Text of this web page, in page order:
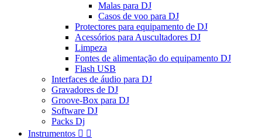
Malas para DJ
Casos de voo para DJ
Protectores para equipamento de DJ
Acessórios para Auscultadores DJ
Limpeza
Fontes de alimentação do equipamento DJ
Flash USB
Interfaces de áudio para DJ
Gravadores de DJ
Groove-Box para DJ
Software DJ
Packs Dj
Instrumentos  